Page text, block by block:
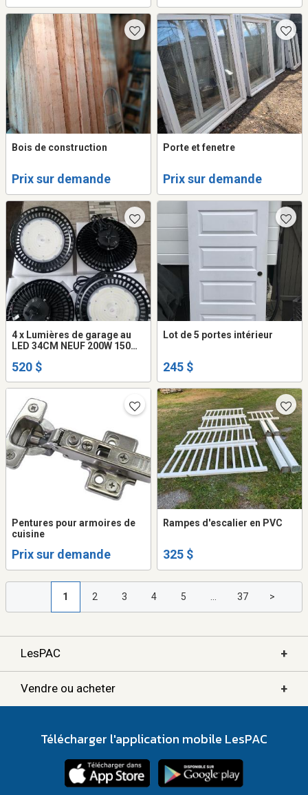
Bois de construction
Prix sur demande
Porte et fenetre
Prix sur demande
4 x Lumières de garage au
LED 34CM NEUF 200W 150W
18000LM 5000k qualité
commercial DEL NEUF
520 $
Lot de 5 portes intérieur
245 $
Pentures pour armoires de
cuisine
Prix sur demande
Rampes d'escalier en PVC
325 $
1 2 3 4 5 ... 37 >
LesPAC +
Vendre ou acheter +
Télécharger l'application mobile LesPAC